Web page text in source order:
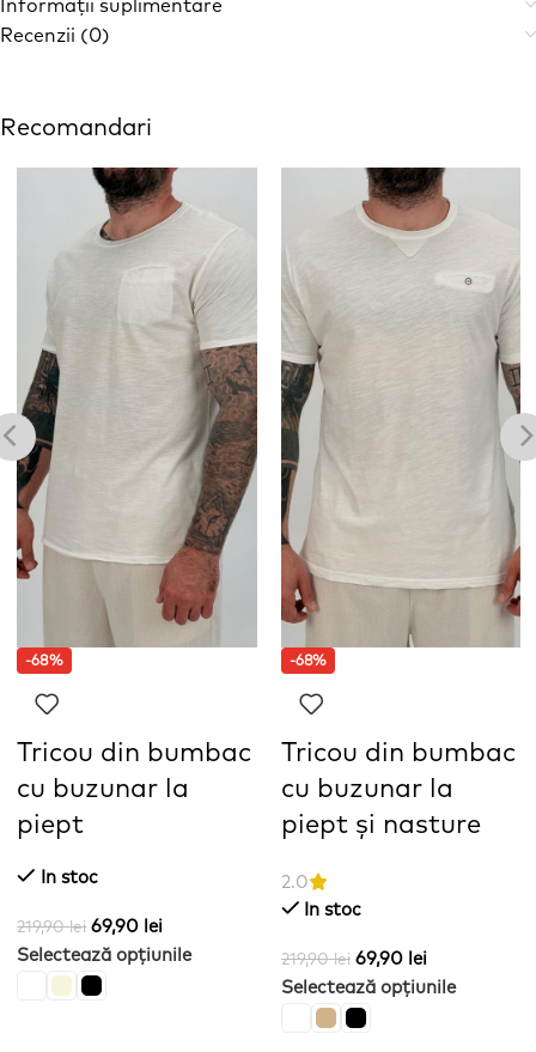
Informații suplimentare
Recenzii (0)
Recomandari
-68%
Tricou din bumbac
cu buzunar la
piept
In stoc
219,90lei 69,90 lei
Selectează opțiunile
-68%
Tricou din bumbac
cu buzunar la
piept și nasture
2.0
In stoc
219,90lei 69,90 lei
Selectează opțiunile